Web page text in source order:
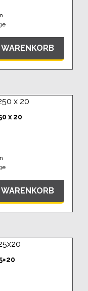
x 20